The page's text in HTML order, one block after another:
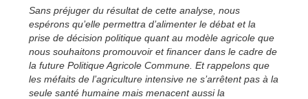
Sans préjuger du résultat de cette analyse, nous
espérons qu’elle permettra d’alimenter le débat et la
prise de décision politique quant au modèle agricole que
nous souhaitons promouvoir et financer dans le cadre de
la future Politique Agricole Commune. Et rappelons que
les méfaits de l’agriculture intensive ne s’arrêtent pas à la
seule santé humaine mais menacent aussi la